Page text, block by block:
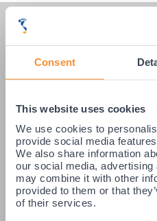
Consent
This website uses cookies
We use cookies to
provide social media
We also share information
our social media,
may combine it with other
provided to them or that
of their services.
Login